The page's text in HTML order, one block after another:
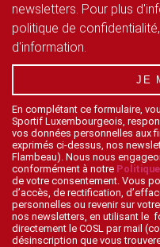
newsletters. Pour plus
politique de
d'information.
JE
En complétant ce formulaire,
Sportif Luxembourgeois,
vos données personnelles aux
exprimés ci-dessus, nos
Flambeau). Nous nous
conformément à notre
de votre consentement. Vous
d’accès, de rectification,
personnelles ou revenir sur
nos newsletters, en utilisant le
directement le COSL par mail
désinscription que vous